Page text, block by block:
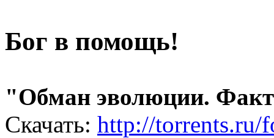
Бог в помощь!
"Обман эволюции.
Скачать: http://torrents.ru/